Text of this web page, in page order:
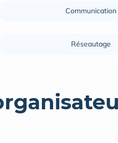
Communication
Réseautage